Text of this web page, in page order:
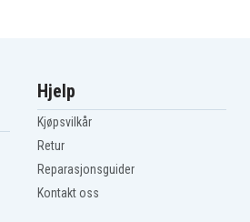
Hjelp
Kjøpsvilkår
Retur
Reparasjonsguider
Kontakt oss